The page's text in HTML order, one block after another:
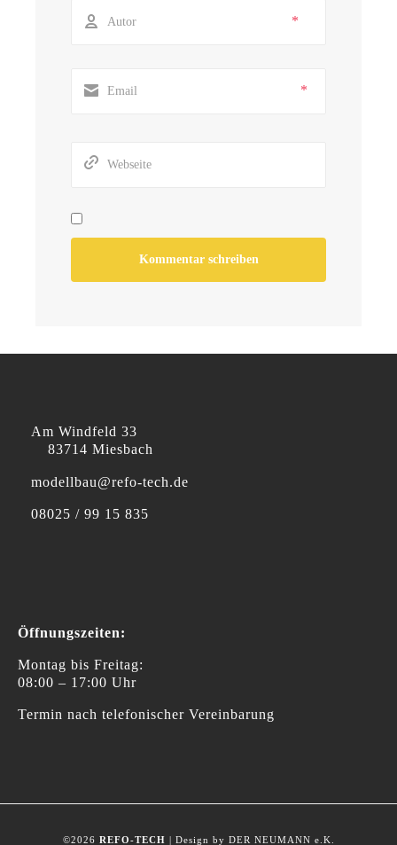
*
*
Am Windfeld 33
83714 Miesbach
modellbau@refo-tech.de
08025 / 99 15 835
Öffnungszeiten:
Montag bis Freitag:
08:00 – 17:00 Uhr
Termin nach telefonischer Vereinbarung
©2026 REFO-TECH | Design by DER NEUMANN e.K.